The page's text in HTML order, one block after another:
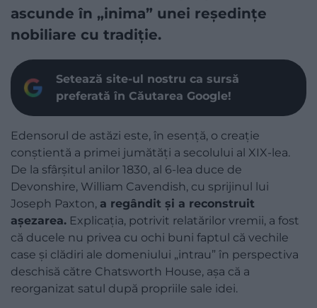
ascunde în „inima” unei reședințe
nobiliare cu tradiție.
Setează site-ul nostru ca sursă
preferată în Căutarea Google!
Edensorul de astăzi este, în esență, o creație
conștientă a primei jumătăți a secolului al XIX-lea.
De la sfârșitul anilor 1830, al 6-lea duce de
Devonshire, William Cavendish, cu sprijinul lui
Joseph Paxton, a regândit și a reconstruit
așezarea. Explicația, potrivit relatărilor vremii, a fost
că ducele nu privea cu ochi buni faptul că vechile
case și clădiri ale domeniului „intrau” în perspectiva
deschisă către Chatsworth House, așa că a
reorganizat satul după propriile sale idei.